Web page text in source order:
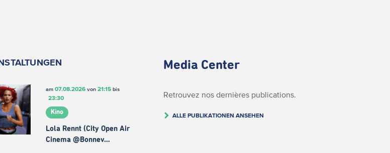
am 07.08.2026von 21:15bis
23:30
Kino
Lola Rennt (City Open Air
Cinema @Bonnev…
Media Center
Retrouvez nos dernières publications.
ALLE PUBLIKATIONEN ANSEHEN